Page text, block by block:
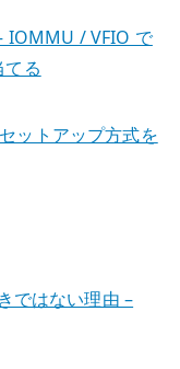
IOMMU / VFIO で
てる
ットアップ方式を
ではない理由 –